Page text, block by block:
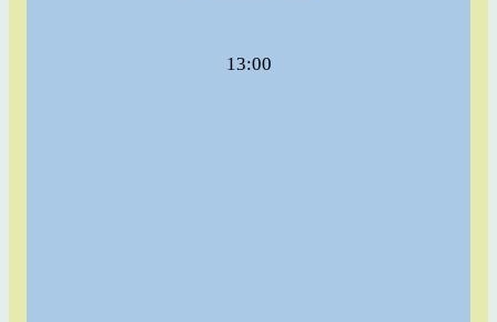
13:00